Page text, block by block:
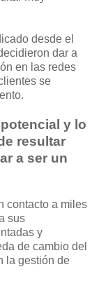
desde el
dar a
en las redes
se
y lo
resultar
a ser un
contacto a miles
sus
y
de cambio del
la gestión de